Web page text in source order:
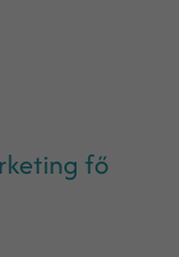
fő